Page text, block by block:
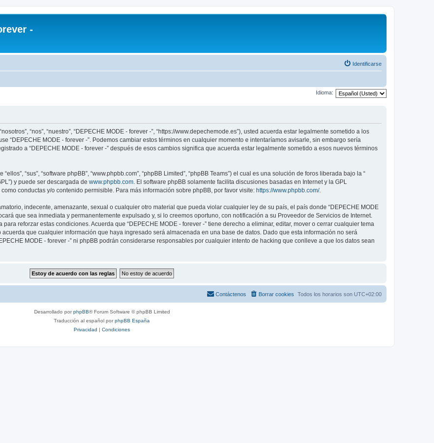
-
Identificarse
Idioma:
“nos”, “nuestro”, “DEPECHE MODE - forever -”, “https://www.depechemode.es”), usted acuerda estar legalmente sometido a los
“DEPECHE MODE - forever -”. Podemos cambiar estos términos en cualquier momento e intentaríamos avisarle, sin embargo sería
a “DEPECHE MODE - forever -” después de esos cambios significa que acuerda estar legalmente sometido a esos nuevos términos
“sus”, “software phpBB”, “www.phpbb.com”, “phpBB Limited”, “phpBB Teams”) el cual es una solución de foros liberada bajo la “
y puede ser descargada de www.phpbb.com. El software phpBB solamente facilita discusiones basadas en Internet y la GPL
conductas y/o contenido permisible. Para más información sobre phpBB, por favor visite: https://www.phpbb.com/.
indecente, amenazante, sexual o cualquier otro material que pueda violar cualquier ley de su país, el país donde “DEPECHE MODE
que sea inmediata y permanentemente expulsado y, si lo creemos oportuno, con notificación a su Proveedor de Servicios de Internet.
reforzar estas condiciones. Acuerda que “DEPECHE MODE - forever -” tiene derecho a eliminar, editar, mover o cerrar cualquier tema
que cualquier información que haya ingresado será almacenada en una base de datos. Dado que esta información no será
MODE - forever -” ni phpBB podrán considerarse responsables por cualquier intento de hacking que conlleve a que los datos sean
Todos los horarios son UTC+02:00
Borrar cookies
Contáctenos
Desarrollado porphpBB® Forum Software © phpBB Limited
Traducción al español porphpBB España
Privacidad | Condiciones